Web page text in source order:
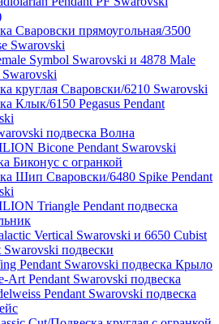
Сваровски прямоугольная/3500
Swarovski
Symbol Swarovski и 4878 Male
круглая Сваровски/6210 Swarovski
Клык/6150 Pegasus Pendant
подвеска Волна
Bicone Pendant Swarovski
Биконус c огранкой
Шип Сваровски/6480 Spike Pendant
Triangle Pendant подвеска
Vertical Swarovski и 6650 Cubist
Swarovski подвески
Pendant Swarovski подвеска Крыло
Art Pendant Swarovski подвеска
Pendant Swarovski подвеска